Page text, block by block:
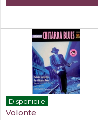
Disponibile
Volonte